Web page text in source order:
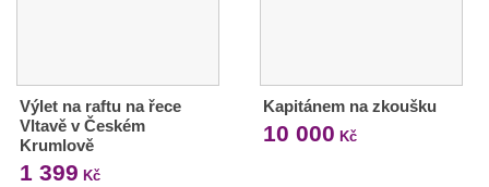
Výlet na raftu na řece
Vltavě v Českém
Krumlově
1 399 Kč
Kapitánem na zkoušku
10 000 Kč